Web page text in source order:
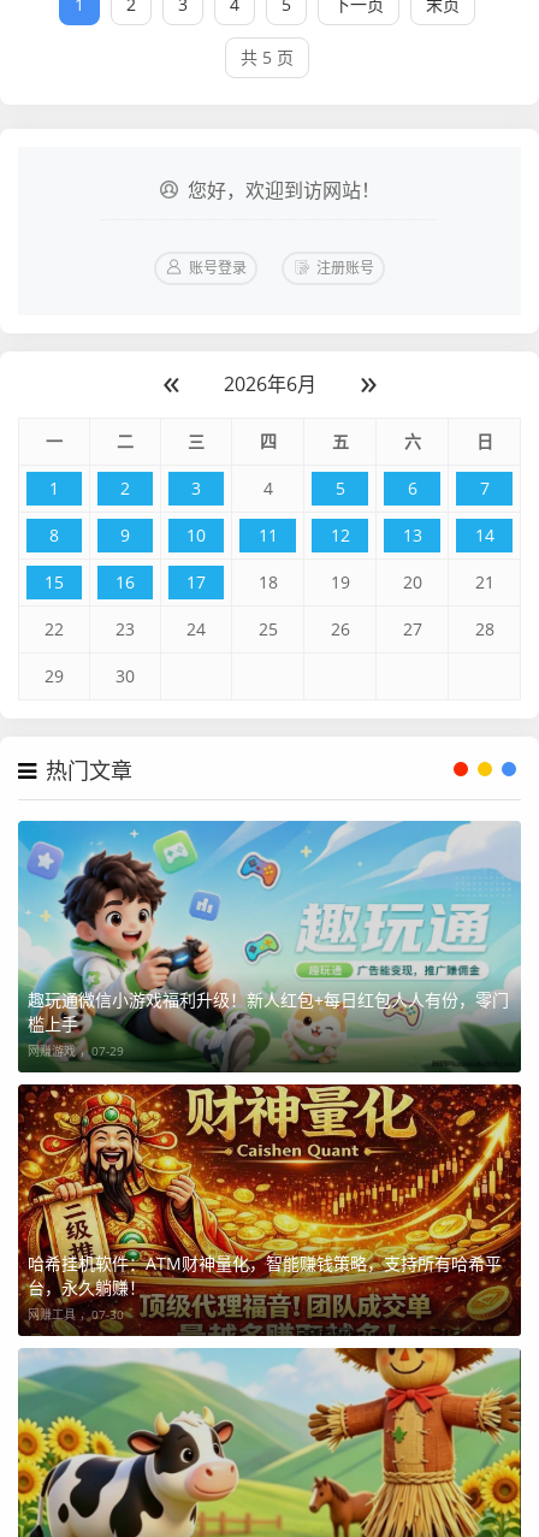
共 5 页
您好，欢迎到访网站！
账号登录 注册账号
« 2026年6月 »
一 二 三 四 五 六 日
1 2 3 4 5 6 7
8 9 10 11 12 13 14
15 16 17 18 19 20 21
22 23 24 25 26 27 28
29 30
热门文章
趣玩通微信小游戏福利升级！新人红包+每日红包人人有份，零门
槛上手
网赚游戏 ，07-29
哈希挂机软件：ATM财神量化，智能赚钱策略，支持所有哈希平
台，永久躺赚！
网赚工具 ，07-30